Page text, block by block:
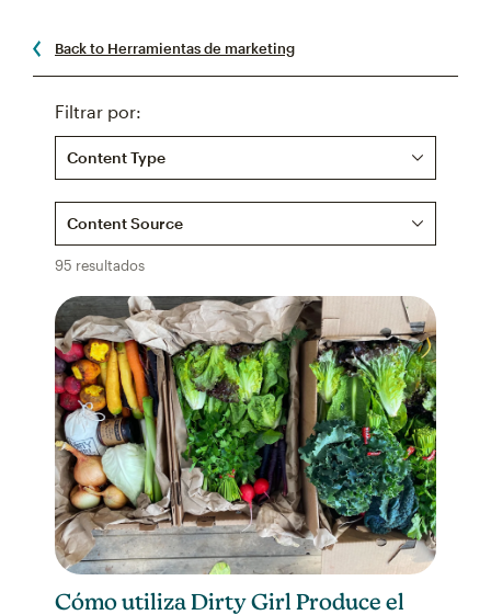
Back to Herramientas de marketing
Filtrar por:
Content Type
Content Source
95 resultados
Cómo utiliza Dirty Girl Produce el